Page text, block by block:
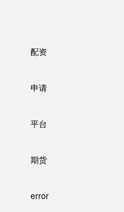
配资
申请
平台
期货
error